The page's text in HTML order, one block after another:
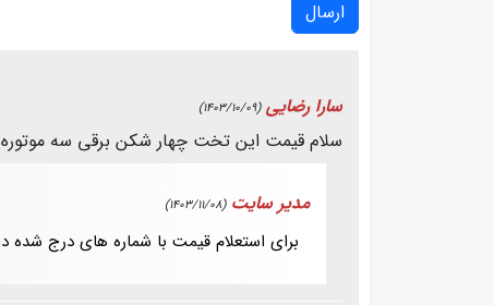
ارسال
سارا رضایی (1403/10/09)
سلام قیمت این تخت چهار شکن برقی سه
مدیر سایت (1403/11/08)
برای استعلام قیمت با شماره های درج شده